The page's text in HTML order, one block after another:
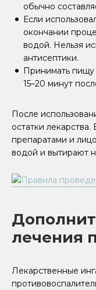
обычно
Если
окончании
водой. Нельзя
антисептики.
Принимать пищу
15–20 минут
После
остатки
препаратами и
водой и вытирают
лечения
Лекарственные